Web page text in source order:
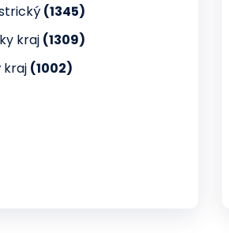
(1345)
kraj (1309)
kraj (1002)